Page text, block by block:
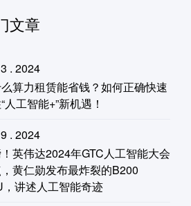
文章
. 2024
算力租赁能省钱？如何正确快速
人工智能+”新机遇！
. 2024
英伟达2024年GTC人工智能大会
黄仁勋发布最炸裂的B200
，讲述人工智能奇迹